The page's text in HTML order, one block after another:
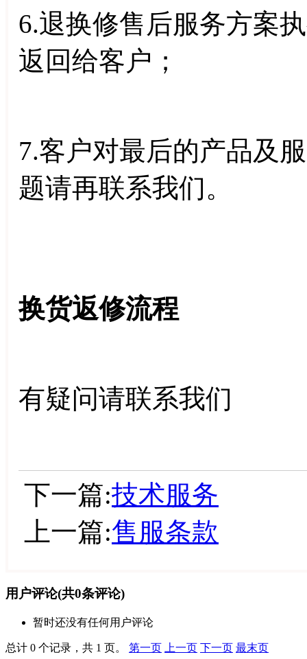
6.退换修售后服务方案
返回给客户；
7.客户对最后的产品及
题请再联系我们。
换货返修流程
有疑问请联系我们
下一篇:技术服务
上一篇:售服条款
用户评论(共0条评论)
暂时还没有任何用户评论
总计 0 个记录，共 1 页。 第一页 上一页 下一页 最末页